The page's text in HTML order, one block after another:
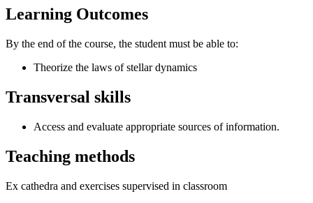
Learning Outcomes
By the end of the course, the student must be able to:
Theorize the laws of stellar dynamics
Transversal skills
Access and evaluate appropriate sources of information.
Teaching methods
Ex cathedra and exercises supervised in classroom